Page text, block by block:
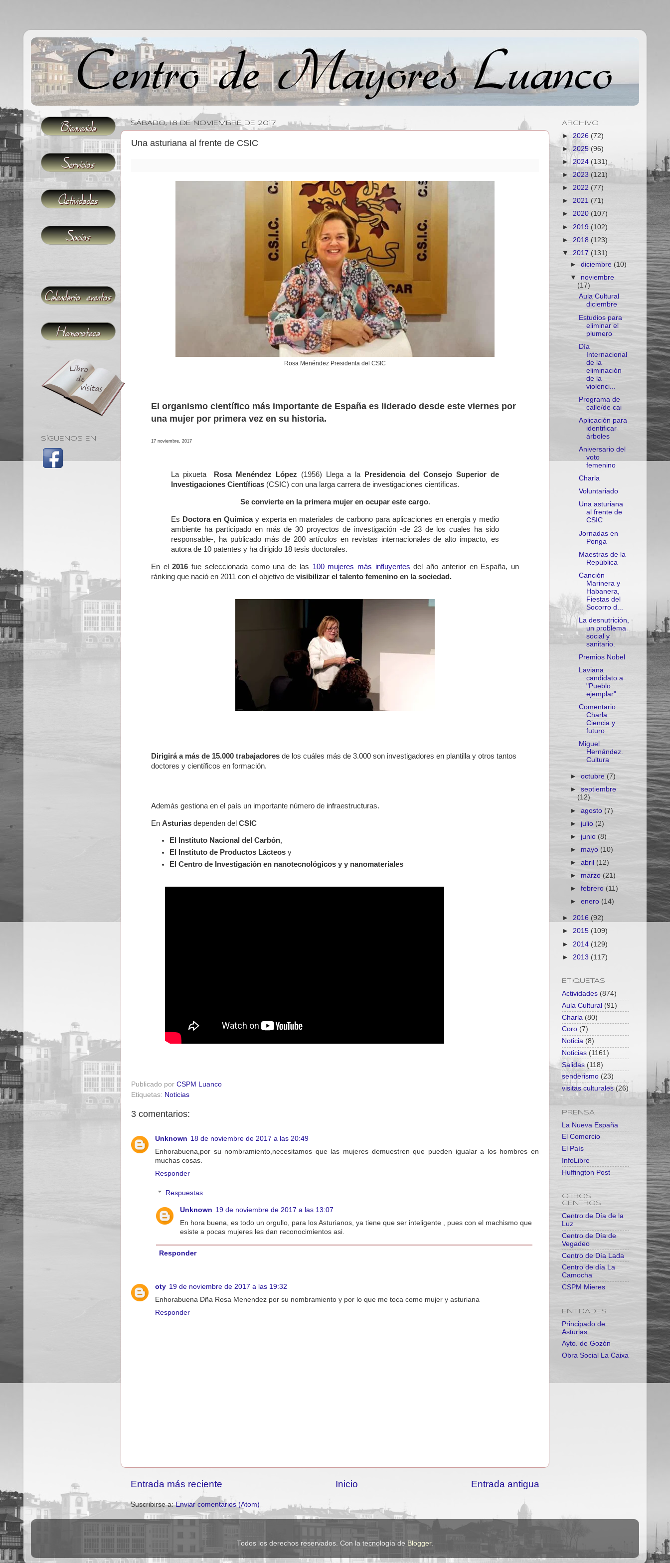
SÁBADO, 18 DE NOVIEMBRE DE 2017
Una asturiana al frente de CSIC
Rosa Menéndez Presidenta del CSIC
El organismo científico más importante de España es liderado desde este viernes por
una mujer por primera vez en su historia.
17 noviembre, 2017
La pixueta Rosa Menéndez López (1956) Llega a la
Presidencia del Consejo Superior de
Investigaciones Científicas (CSIC) con una larga carrera de investigaciones científicas.
Se convierte en la primera mujer en ocupar este cargo.
Es Doctora en Químicay experta en materiales de carbono para aplicaciones en energía y medio
ambiente ha participado en más de 30 proyectos de investigación -de 23 de los cuales ha sido
responsable-, ha publicado más de 200 artículos en revistas internacionales de alto impacto, es
autora de 10 patentes y ha dirigido 18 tesis doctorales.
En el2016 fue seleccionada como una de las 100 mujeres más influyentes del año anterior en España, un
ránking que nació en 2011 con el objetivo de visibilizar el talento femenino en la sociedad.
Dirigirá a más de 15.000 trabajadores de los cuáles más de 3.000 son investigadores en plantilla y otros tantos
doctores y científicos en formación.
Además gestiona en el país un importante número de infraestructuras.
En Asturias dependen del CSIC
El Instituto Nacional del Carbón,
El Instituto de Productos Lácteos y
El Centro de Investigación en nanotecnológicos y y nanomateriales
Publicado por CSPM Luanco
Etiquetas: Noticias
3 comentarios:
Unknown 18 de noviembre de 2017 a las 20:49
Enhorabuena,por su nombramiento,necesitamos que las mujeres demuestren que pueden igualar a los hombres en
muchas cosas.
Responder
Respuestas
Unknown 19 de noviembre de 2017 a las 13:07
En hora buena, es todo un orgullo, para los Asturianos, ya tiene que ser inteligente , pues con el machismo que
esiste a pocas mujeres les dan reconocimientos asi.
Responder
oty 19 de noviembre de 2017 a las 19:32
Enhorabuena Dña Rosa Menendez por su nombramiento y por lo que me toca como mujer y asturiana
Responder
Entrada más reciente Entrada antigua
Inicio
Suscribirse a:Enviar comentarios (Atom)
SÍGUENOS EN
ARCHIVO
► 2026 (72)
► 2025 (96)
► 2024 (131)
► 2023 (121)
► 2022 (77)
► 2021 (71)
► 2020 (107)
► 2019 (102)
► 2018 (123)
▼ 2017 (131)
►diciembre (10)
▼ noviembre
(17)
Aula Cultural
diciembre
Estudios para
eliminar el
plumero
Día
Internacional
de la
eliminación
de la
violenci...
Programa de
calle/de cai
Aplicación para
identificar
árboles
Aniversario del
voto
femenino
Charla
Voluntariado
Una asturiana
al frente de
CSIC
Jornadas en
Ponga
Maestras de la
República
Canción
Marinera y
Habanera,
Fiestas del
Socorro d...
La desnutrición,
un problema
social y
sanitario.
Premios Nobel
Laviana
candidato a
"Pueblo
ejemplar"
Comentario
Charla
Ciencia y
futuro
Miguel
Hernández.
Cultura
►octubre (7)
►septiembre
(12)
►agosto (7)
► julio (2)
► junio (8)
► mayo (10)
►abril (12)
► marzo(21)
►febrero(11)
►enero (14)
► 2016 (92)
► 2015 (109)
► 2014 (129)
► 2013 (117)
ETIQUETAS
Actividades (874)
Aula Cultural (91)
Charla (80)
Coro (7)
Noticia (8)
Noticias (1161)
Salidas (118)
senderismo (23)
visitas culturales (26)
PRENSA
La Nueva España
El Comercio
El País
InfoLibre
Huffington Post
OTROS
CENTROS
Centro de Día de la
Luz
Centro de Día de
Vegadeo
Centro de Día Lada
Centro de día La
Camocha
CSPM Mieres
ENTIDADES
Principado de
Asturias
Ayto. de Gozón
Obra Social La Caixa
Todos los derechos reservados. Con la tecnología de Blogger.